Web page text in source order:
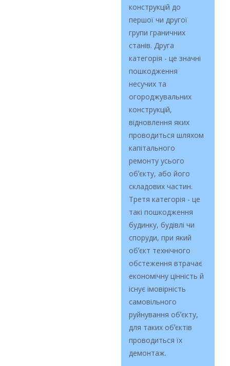
конструкцій до
першої чи другої
групи граничних
станів. Друга
категорія - це значні
пошкодження
несучих та
огороджувальних
конструкцій,
відновлення яких
проводиться шляхом
капітального
ремонту усього
обʼєкту, або його
складових частин.
Третя категорія - це
такі пошкодження
будинку, будівлі чи
споруди, при який
обʼєкт технічного
обстеження втрачає
економічну цінність й
існує імовірність
самовільного
руйнування обʼєкту,
для таких обʼєктів
проводиться їх
демонтаж.